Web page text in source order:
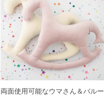
両面使用可能なウマさん＆バルー